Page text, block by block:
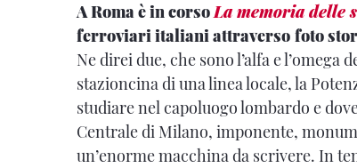
A Roma è in corsoLa memoria delle
ferroviari italiani attraverso foto
Ne direi due, che sono l’alfa e
stazioncina di una linea locale, la
studiare nel capoluogo lombardo e
Centrale di Milano, imponente,
un’enorme macchina da scrivere. In